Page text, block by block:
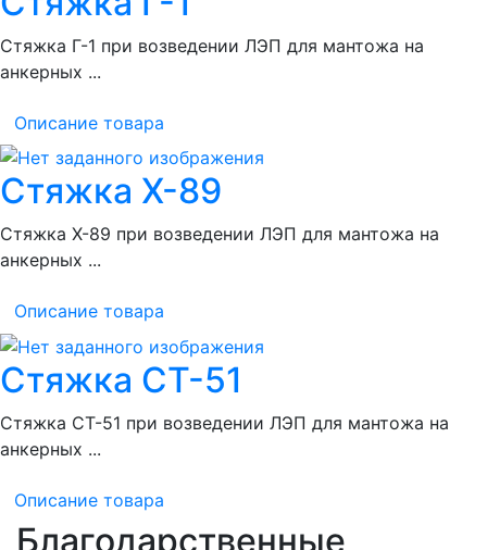
Стяжка Г-1 при возведении ЛЭП для мантожа на
анкерных ...
Описание товара
Стяжка Х-89
Стяжка Х-89 при возведении ЛЭП для мантожа на
анкерных ...
Описание товара
Стяжка СТ-51
Стяжка СТ-51 при возведении ЛЭП для мантожа на
анкерных ...
Описание товара
Благодарственные